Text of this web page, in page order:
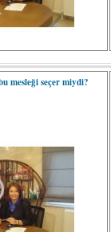
mesleği seçer miydi?